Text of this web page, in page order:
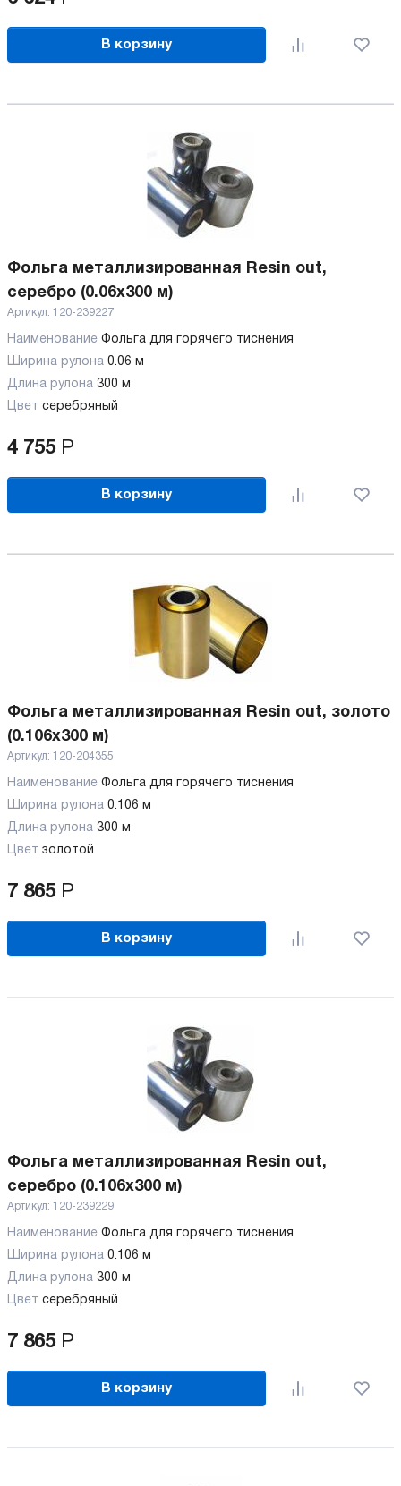
В корзину
Фольга металлизированная Resin out,
серебро (0.06x300 м)
Артикул: 120-239227
Наименование Фольга для горячего тиснения
Ширина рулона 0.06 м
Длина рулона 300 м
Цвет серебряный
4 755 Р
В корзину
Фольга металлизированная Resin out, золото
(0.106x300 м)
Артикул: 120-204355
Наименование Фольга для горячего тиснения
Ширина рулона 0.106 м
Длина рулона 300 м
Цвет золотой
7 865 Р
В корзину
Фольга металлизированная Resin out,
серебро (0.106x300 м)
Артикул: 120-239229
Наименование Фольга для горячего тиснения
Ширина рулона 0.106 м
Длина рулона 300 м
Цвет серебряный
7 865 Р
В корзину